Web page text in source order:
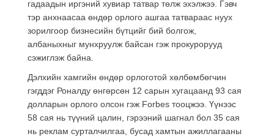
гадаадын иргэний хувиар татвар төлж эхэлжээ. Гэвч
тэр анхнаасаа өндөр орлого ашгаа татвараас нуух
зорилгоор бизнесийн бүтцийг бий болгож,
албаныхныг мунхруулж байсан гэж прокурорууд
сэжиглэж байна.
Дэлхийн хамгийн өндөр орлоготой хөлбөмбөгчин
гэгддэг Роналду өнгөрсөн 12 сарын хугацаанд 93 сая
долларын орлого олсон гэж Forbes тооцжээ. Үүнээс
58 сая нь түүний цалин, гэрээний шагнал бол 35 сая
нь реклам сурталчилгаа, бусад хамтын ажиллагааны